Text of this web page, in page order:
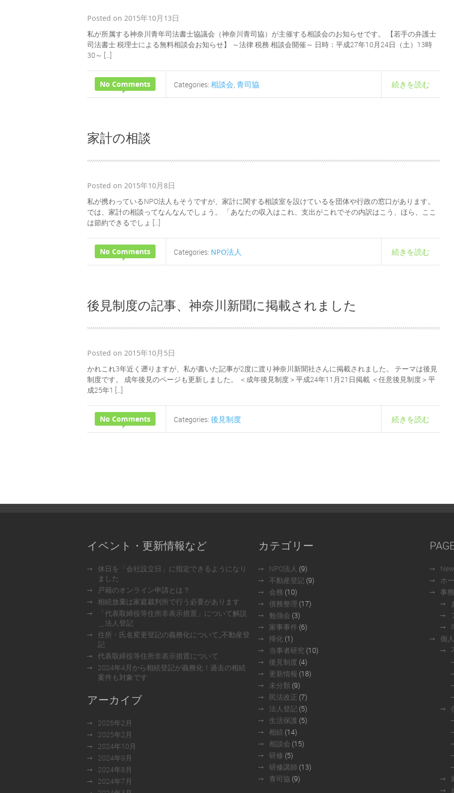
Posted on 2015年10月13日
私が所属する神奈川青年司法書士協議会（神奈川青司協）が主催する相談会のお知らせです。 【若手の弁護士
司法書士 税理士による無料相談会お知らせ】 ～法律 税務 相談会開催～ 日時：平成27年10月24日（土）13時
30～ […]
No Comments 続きを読む
Categories: 相談会, 青司協
家計の相談
Posted on 2015年10月8日
私が携わっているNPO法人もそうですが、家計に関する相談室を設けているを団体や行政の窓口があります。
では、家計の相談ってなんなんでしょう。 「あなたの収入はこれ、支出がこれでその内訳はこう、ほら、ここ
は節約できるでしょ […]
No Comments 続きを読む
Categories: NPO法人
後見制度の記事、神奈川新聞に掲載されました
Posted on 2015年10月5日
かれこれ3年近く遡りますが、私が書いた記事が2度に渡り神奈川新聞社さんに掲載されました。 テーマは後見
制度です。 成年後見のページも更新しました。 ＜成年後見制度＞平成24年11月21日掲載 ＜任意後見制度＞平
成25年1 […]
No Comments 続きを読む
Categories: 後見制度
イベント・更新情報など
休日を「会社設立日」に指定できるようになり
ました
戸籍のオンライン申請とは？
相続放棄は家庭裁判所で行う必要があります
「代表取締役等住所非表示措置」について解説
＿法人登記
住所・氏名変更登記の義務化について_不動産登
記
代表取締役等住所非表示措置について
2024年4月から相続登記が義務化！過去の相続
案件も対象です
アーカイブ
2026年2月
2025年2月
2024年10月
2024年9月
2024年8月
2024年7月
カテゴリー
NPO法人 (9)
不動産登記 (9)
会務 (10)
債務整理 (17)
勉強会 (3)
家事事件 (6)
帰化 (1)
当事者研究 (10)
後見制度 (4)
更新情報 (18)
未分類 (9)
民法改正 (7)
法人登記 (5)
生活保護 (5)
相続 (14)
相談会 (15)
研修 (5)
研修講師 (13)
青司協 (9)
ホ
事
個